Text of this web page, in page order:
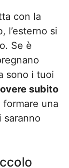
con la
l’esterno si
Se è
sono i tuoi
subito
formare una
saranno